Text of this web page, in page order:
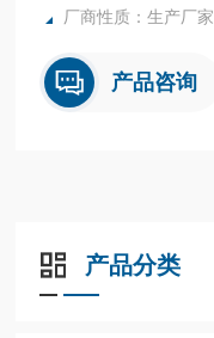
厂商性质：生产厂家
产品咨询
产品分类